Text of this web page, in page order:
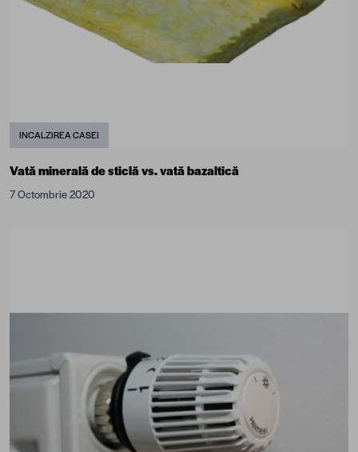
INCALZIREA CASEI
Vată minerală de sticlă vs. vată bazaltică
7 Octombrie 2020